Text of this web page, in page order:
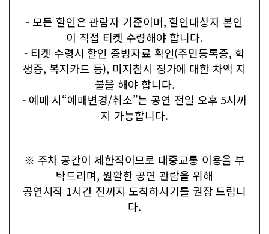
- 모든 할인은 관람자 기준이며, 할인대상자 본인
이 직접 티켓 수령해야 합니다.
- 티켓 수령시 할인 증빙자료 확인(주민등록증, 학
생증, 복지카드 등), 미지참시 정가에 대한 차액 지
불을 해야 합니다.
- 예매 시“예매변경/취소”는 공연 전일 오후 5시까
지 가능합니다.
※ 주차 공간이 제한적이므로 대중교통 이용을 부
탁드리며, 원활한 공연 관람을 위해
공연시작 1시간 전까지 도착하시기를 권장 드립니
다.